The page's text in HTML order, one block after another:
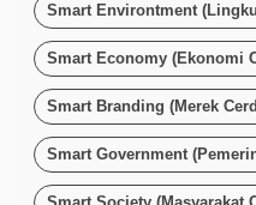
Smart Environtment
Smart Economy (Ekonomi
Smart Branding (Merek
Smart Government